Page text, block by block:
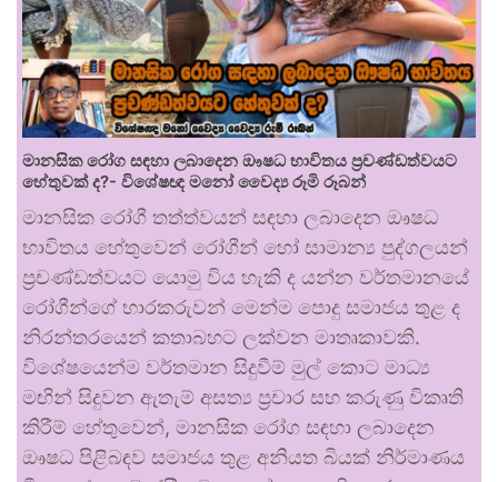
මානසික රෝග සඳහා ලබාදෙන ඖෂධ භාවිතය ප්‍රචණ්ඩත්වයට
හේතුවක් ද?- විශේෂඥ මනෝ වෛද්‍ය රූමි රූබන්
මානසික රෝගී තත්ත්වයන් සඳහා ලබාදෙන ඖෂධ
භාවිතය හේතුවෙන් රෝගීන් හෝ සාමාන්‍ය පුද්ගලයන්
ප්‍රචණ්ඩත්වයට යොමු විය හැකි ද යන්න වර්තමානයේ
රෝගීන්ගේ භාරකරුවන් මෙන්ම පොදු සමාජය තුළ ද
නිරන්තරයෙන් කතාබහට ලක්වන මාතෘකාවකි.
විශේෂයෙන්ම වර්තමාන සිදුවීම් මුල් කොට මාධ්‍ය
මඟින් සිදුවන ඇතැම් අසත්‍ය ප්‍රචාර සහ කරුණු විකෘති
කිරීම් හේතුවෙන්, මානසික රෝග සඳහා ලබාදෙන
ඖෂධ පිළිබඳව සමාජය තුළ අනියත බියක් නිර්මාණය